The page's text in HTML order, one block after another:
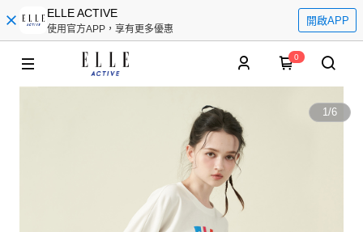
ELLE ACTIVE
使用官方APP，享有更多優惠
開啟APP
0
1/6